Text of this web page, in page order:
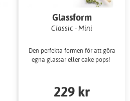
Glassform
Classic - Mini
Den perfekta formen för att göra
egna glassar eller cake pops!
229 kr